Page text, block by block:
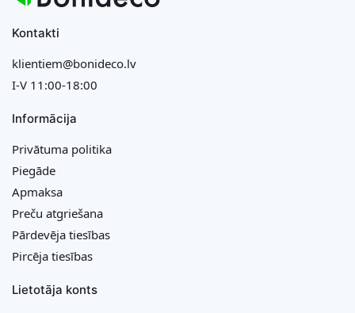
Kontakti
klientiem@bonideco.lv
I-V 11:00-18:00
Informācija
Privātuma politika
Piegāde
Apmaksa
Preču atgriešana
Pārdevēja tiesības
Pircēja tiesības
Lietotāja konts